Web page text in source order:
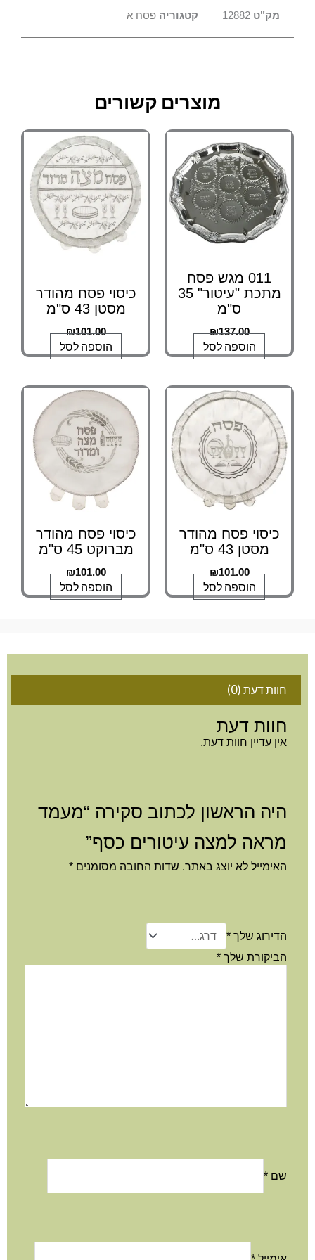
מק"ט 12882 קטגוריה פסח א
מוצרים קשורים
011 מגש פסח
מתכת "עיטור" 35
ס"מ
₪137.00
הוספה לסל
כיסוי פסח מהודר
מסטן 43 ס"מ
₪101.00
הוספה לסל
כיסוי פסח מהודר
מסטן 43 ס"מ
₪101.00
הוספה לסל
כיסוי פסח מהודר
מברוקט 45 ס"מ
₪101.00
הוספה לסל
חוות דעת (0)
חוות דעת
אין עדיין חוות דעת.
היה הראשון לכתוב סקירה “מעמד
מראה למצה עיטורים כסף”
האימייל לא יוצג באתר. שדות החובה מסומנים *
הדירוג שלך *
הביקורת שלך *
שם *